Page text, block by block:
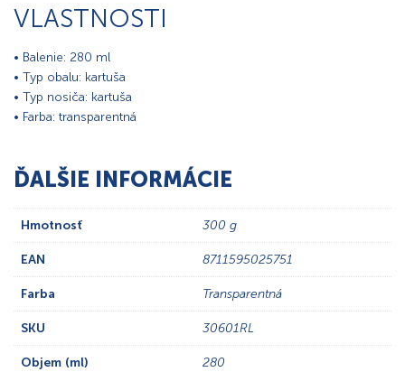
VLASTNOSTI
• Balenie: 280 ml
• Typ obalu: kartuša
• Typ nosiča: kartuša
• Farba: transparentná
ĎALŠIE INFORMÁCIE
Hmotnosť 300 g
EAN 8711595025751
Farba Transparentná
SKU 30601RL
Objem (ml) 280